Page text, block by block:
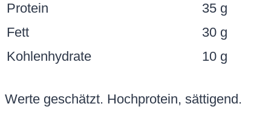
Protein
35 g
Fett
30 g
Kohlenhydrate
10 g
Werte geschätzt. Hochprotein, sättigend.